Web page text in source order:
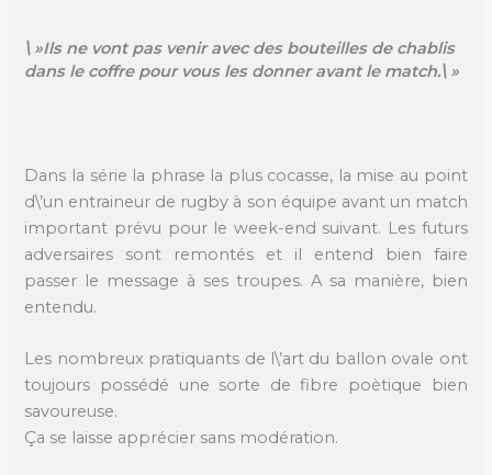
\ »Ils ne vont pas venir avec des bouteilles de chablis
dans le coffre pour vous les donner avant le match.\ »
Dans la série la phrase la plus cocasse, la mise au point
d\’un entraineur de rugby à son équipe avant un match
important prévu pour le week-end suivant. Les futurs
adversaires sont remontés et il entend bien faire
passer le message à ses troupes. A sa manière, bien
entendu.
Les nombreux pratiquants de l\’art du ballon ovale ont
toujours possédé une sorte de fibre poètique bien
savoureuse.
Ça se laisse apprécier sans modération.